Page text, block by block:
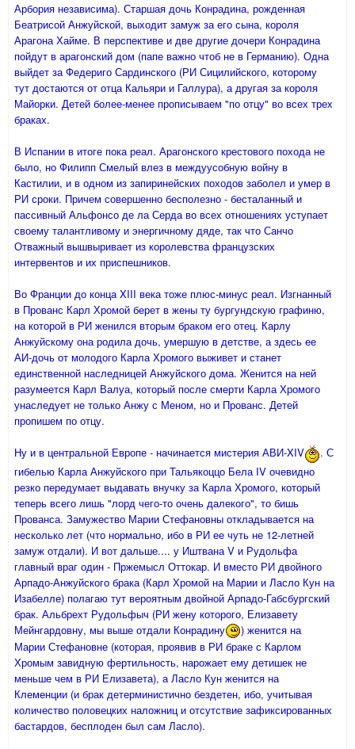
Арбория независима). Старшая дочь Конрадина, рожденная
Беатрисой Анжуйской, выходит замуж за его сына, короля
Арагона Хайме. В перспективе и две другие дочери Конрадина
пойдут в арагонский дом (папе важно чтоб не в Германию). Одна
выйдет за Федериго Сардинского (РИ Сицилийского, которому
тут достаются от отца Кальяри и Галлура), а другая за короля
Майорки. Детей более-менее прописываем "по отцу" во всех трех
браках.
В Испании в итоге пока реал. Арагонского крестового похода не
было, но Филипп Смелый влез в междуусобную войну в
Кастилии, и в одном из запиринейских походов заболел и умер в
РИ сроки. Причем совершенно бесполезно - бесталанный и
пассивный Альфонсо де ла Серда во всех отношениях уступает
своему талантливому и энергичному дяде, так что Санчо
Отважный вышвыривает из королевства французских
интервентов и их приспешников.
Во Франции до конца XIII века тоже плюс-минус реал. Изгнанный
в Прованс Карл Хромой берет в жены ту бургундскую графиню,
на которой в РИ женился вторым браком его отец. Карлу
Анжуйскому она родила дочь, умершую в детстве, а здесь ее
АИ-дочь от молодого Карла Хромого выживет и станет
единственной наследницей Анжуйского дома. Женится на ней
разумеется Карл Валуа, который после смерти Карла Хромого
унаследует не только Анжу с Меном, но и Прованс. Детей
пропишем по отцу.
Ну и в центральной Европе - начинается мистерия АВИ-XIV
. С
гибелью Карла Анжуйского при Тальякоццо Бела IV очевидно
резко передумает выдавать внучку за Карла Хромого, который
теперь всего лишь "лорд чего-то очень далекого", то бишь
Прованса. Замужество Марии Стефановны откладывается на
несколько лет (что нормально, ибо в РИ ее чуть не 12-летней
замуж отдали). И вот дальше.... у Иштвана V и Рудольфа
главный враг один - Пржемысл Оттокар. И вместо РИ двойного
Арпадо-Анжуйского брака (Карл Хромой на Марии и Ласло Кун на
Изабелле) полагаю тут вероятным двойной Арпадо-Габсбургский
брак. Альбрехт Рудольфыч (РИ жену которого, Елизавету
Мейнгардовну, мы выше отдали Конрадину
) женится на
Марии Стефановне (которая, проявив в РИ браке с Карлом
Хромым завидную фертильность, нарожает ему детишек не
меньше чем в РИ Елизавета), а Ласло Кун женится на
Клеменции (и брак детерминистично бездетен, ибо, учитывая
количество половецких наложниц и отсутствие зафиксированных
бастардов, бесплоден был сам Ласло).